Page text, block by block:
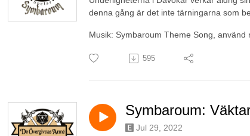
denna gång är det inte tärningarna som
Musik: Symbaroum Theme Song, använd
595
Symbaroum:
Jul 29, 2022